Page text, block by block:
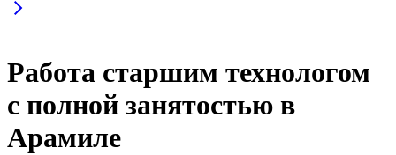
Работа старшим технологом
с полной занятостью в
Арамиле